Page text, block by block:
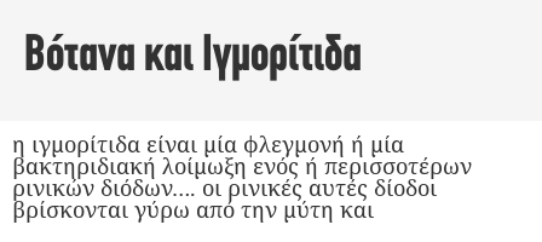
Βότανα και Ιγμορίτιδα
η ιγμορίτιδα είναι μία φλεγμονή ή μία
βακτηριδιακή λοίμωξη ενός ή περισσοτέρων
ρινικών διόδων…. οι ρινικές αυτές δίοδοι
βρίσκονται γύρω από την μύτη και